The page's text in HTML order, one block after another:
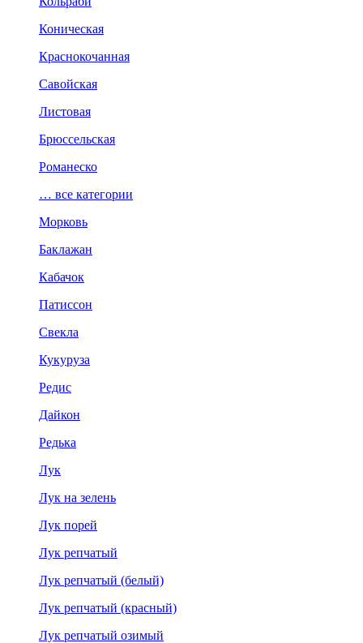
Коническая
Краснокочанная
Савойская
Листовая
Брюссельская
Романеско
… все категории
Морковь
Баклажан
Кабачок
Патиссон
Свекла
Кукуруза
Редис
Дайкон
Редька
Лук
Лук на зелень
Лук порей
Лук репчатый
Лук репчатый (белый)
Лук репчатый (красный)
Лук репчатый озимый